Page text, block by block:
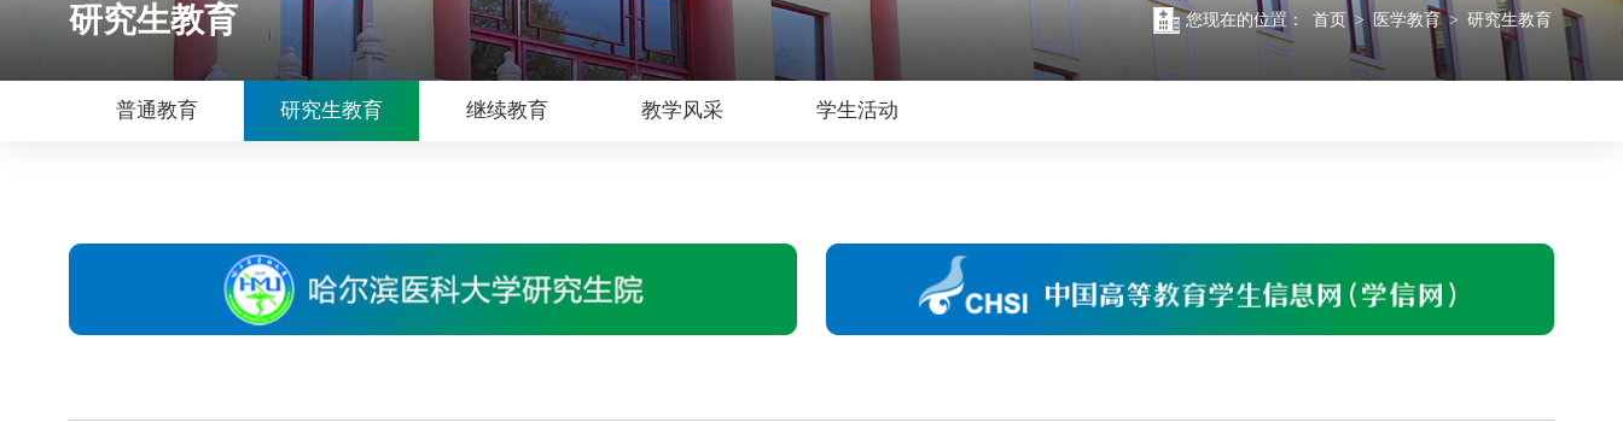
研究生教育 您现在的位置： 首页 > 医学教育 > 研究生教育
普通教育 研究生教育 继续教育 教学风采 学生活动